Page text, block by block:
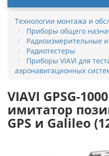
Технологии монтажа и
Приборы общего
Радиоизмерительные
Радиотестеры
Приборы VIAVI для
аэронавигационных
VIAVI GPSG-
имитатор
GPS и Galileo